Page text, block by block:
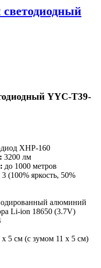
YYC-T39-
XHP-160
3200 лм
до 1000 метров
3 (100% яркость, 50%
алюминий
Li-ion 18650 (3.7V)
x 5 см (с зумом 11 x 5 см)